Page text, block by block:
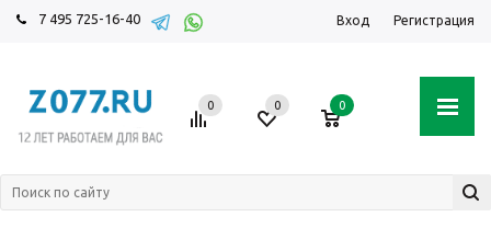
7 495 725-16-40 Вход Регистрация
0 0 0